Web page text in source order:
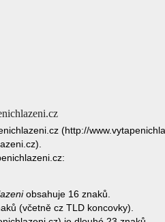
(http://
obsahuje 16 znaků.
(včetně cz TLD koncovky).